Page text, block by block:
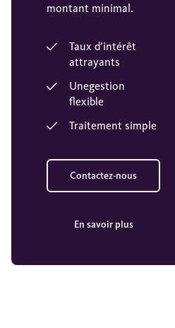
montant minimal.
Taux d’intérêt
attrayants
Unegestion
flexible
Traitement simple
Contactez-nous
En savoir plus